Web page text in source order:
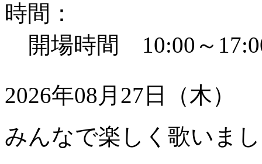
時間：
開場時間 10:00～
2026年08月27日（木）
みんなで楽しく歌いま